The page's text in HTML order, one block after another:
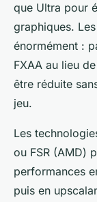
que Ultra pour
graphiques.
énormément :
FXAA au lieu
être réduite
jeu.
Les
ou FSR (AMD)
performances
puis en